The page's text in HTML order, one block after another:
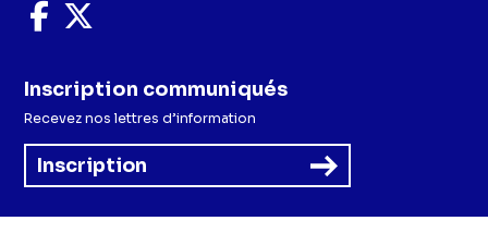
Nous
suivre
Facebook
X
Inscription communiqués
Recevez nos lettres d’information
Inscription